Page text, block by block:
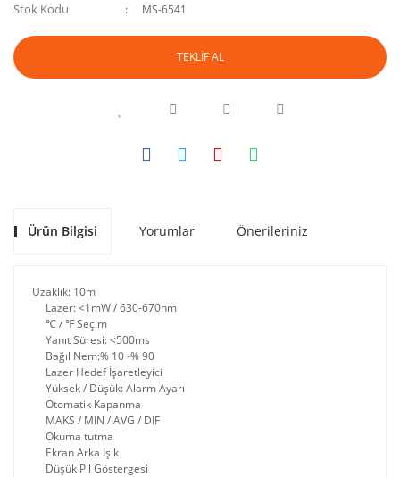
Stok Kodu MS-6541
TEKLİF AL
Ürün Bilgisi Yorumlar Önerileriniz
Uzaklık: 10m
Lazer: <1mW / 630-670nm
℃ / ℉ Seçim
Yanıt Süresi: <500ms
Bağıl Nem:% 10 -% 90
Lazer Hedef İşaretleyici
Yüksek / Düşük: Alarm Ayarı
Otomatik Kapanma
MAKS / MIN / AVG / DIF
Okuma tutma
Ekran Arka Işık
Düşük Pil Göstergesi